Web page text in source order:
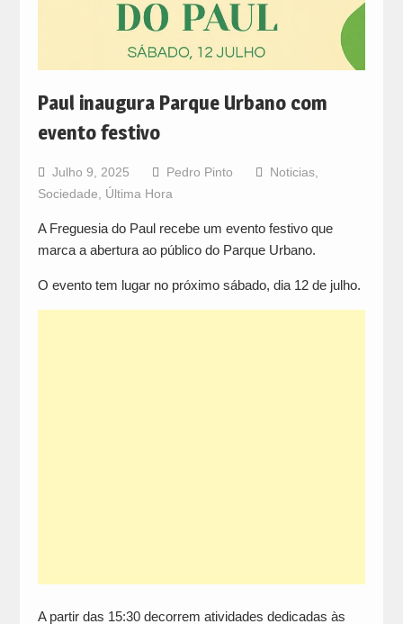
Paul inaugura Parque Urbano com
evento festivo
Julho 9, 2025 Pedro Pinto Noticias,
Sociedade
Última Hora
A Freguesia do Paul recebe um evento festivo que
marca a abertura ao público do Parque Urbano.
O evento tem lugar no próximo sábado, dia 12 de julho.
A partir das 15:30 decorrem atividades dedicadas às